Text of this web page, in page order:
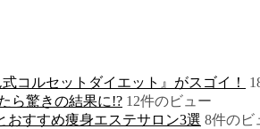
コルセットダイエット』がスゴイ！
ら驚きの結果に!? 12件のビュー
おすすめ痩身エステサロン3選 8件のビ